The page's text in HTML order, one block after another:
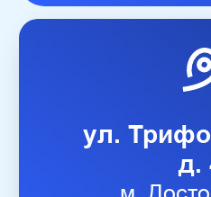
Арендовать кладовку